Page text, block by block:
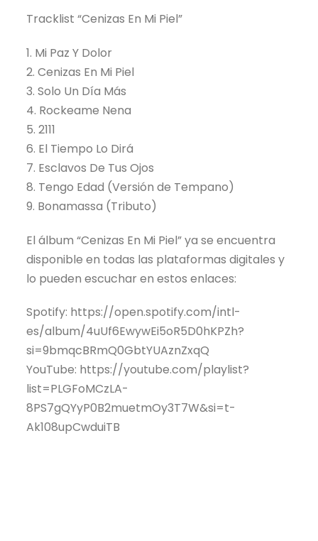
Tracklist “Cenizas En Mi Piel”
1. Mi Paz Y Dolor
2. Cenizas En Mi Piel
3. Solo Un Día Más
4. Rockeame Nena
5. 2111
6. El Tiempo Lo Dirá
7. Esclavos De Tus Ojos
8. Tengo Edad (Versión de Tempano)
9. Bonamassa (Tributo)
El álbum “Cenizas En Mi Piel” ya se encuentra
disponible en todas las plataformas digitales y
lo pueden escuchar en estos enlaces:
Spotify: https://open.spotify.com/intl-
es/album/4uUf6EwywEi5oR5D0hKPZh?
si=9bmqcBRmQ0GbtYUAznZxqQ
YouTube: https://youtube.com/playlist?
list=PLGFoMCzLA-
8PS7gQYyP0B2muetmOy3T7W&si=t-
Ak108upCwduiTB